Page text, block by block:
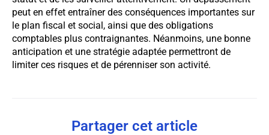
peut en effet entraîner des conséquences importantes sur
le plan fiscal et social, ainsi que des obligations
comptables plus contraignantes. Néanmoins, une bonne
anticipation et une stratégie adaptée permettront de
limiter ces risques et de pérenniser son activité.
Partager cet article